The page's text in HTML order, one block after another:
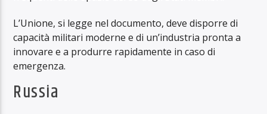
L’Unione, si legge nel documento, deve disporre di
capacità militari moderne e di un’industria pronta a
innovare e a produrre rapidamente in caso di
emergenza.
Russia